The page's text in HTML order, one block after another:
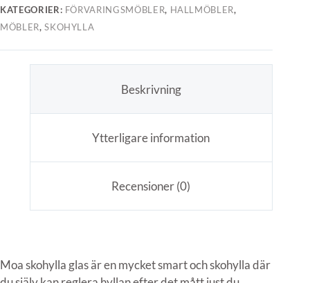
KATEGORIER: FÖRVARINGSMÖBLER, HALLMÖBLER,
MÖBLER,SKOHYLLA
Beskrivning
Ytterligare information
Recensioner (0)
Moa skohylla glas är en mycket smart och skohylla där